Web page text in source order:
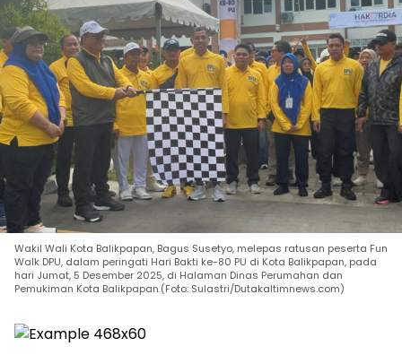
Wakil Wali Kota Balikpapan, Bagus Susetyo, melepas ratusan peserta Fun
Walk DPU, dalam peringati Hari Bakti ke-80 PU di Kota Balikpapan, pada
hari Jumat, 5 Desember 2025, di Halaman Dinas Perumahan dan
Pemukiman Kota Balikpapan.(Foto: Sulastri/Dutakaltimnews.com)